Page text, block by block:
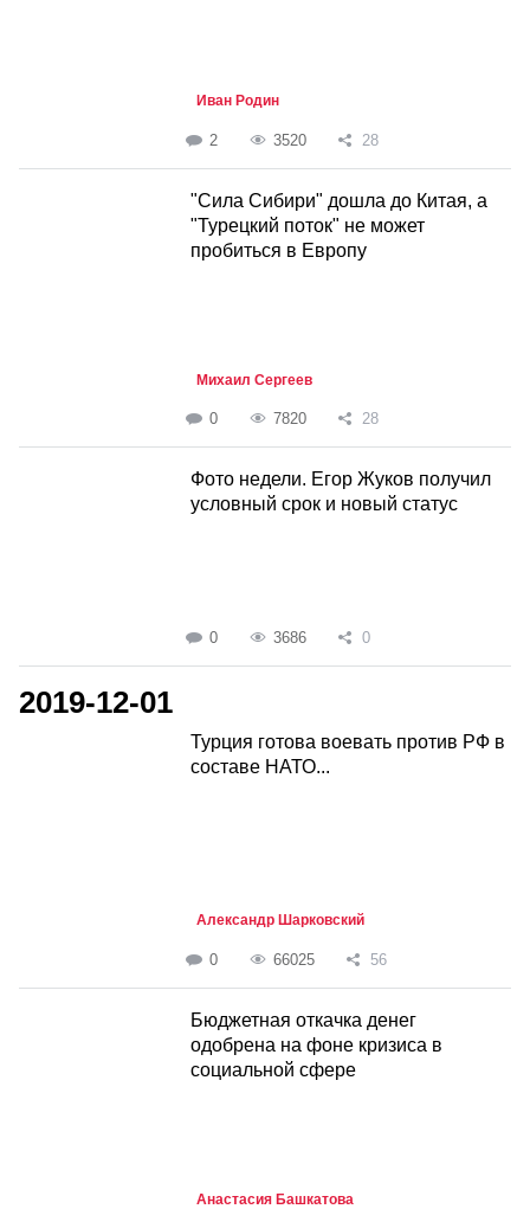
Иван Родин
2 3520 28
"Сила Сибири" дошла до Китая, а
"Турецкий поток" не может
пробиться в Европу
Михаил Сергеев
0 7820 28
Фото недели. Егор Жуков получил
условный срок и новый статус
0 3686 0
2019-12-01
Турция готова воевать против РФ в
составе НАТО...
Александр Шарковский
0 66025 56
Бюджетная откачка денег
одобрена на фоне кризиса в
социальной сфере
Анастасия Башкатова